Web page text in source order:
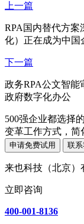
上一篇
RPA国内替代方案
化）正在成为中国
下一篇
政务RPA公文智能
政府数字化办公
500强企业都选择
变革工作方式，简
申请免费试用 联
来也科技（北京）
立即咨询
400-001-8136